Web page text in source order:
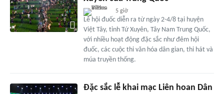
5 giờ
Lễ hội đuốc diễn ra từ ngày 2-4/8 tại huyện
Việt Tây, tỉnh Tứ Xuyên, Tây Nam Trung Quốc,
với nhiều hoạt động đặc sắc như đêm hội
đuốc, các cuộc thi văn hóa dân gian, thi hát và
múa truyền thống.
Đặc sắc lễ khai mạc Liên hoan Dân